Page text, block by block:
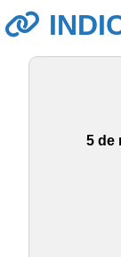
5 de